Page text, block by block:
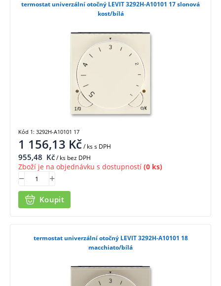
termostat univerzální otočný LEVIT 3292H-A10101 17 slonová
kost/bílá
1 156,13 Kč/ kss DPH
955,48 Kč/ ks bez DPH
Zboží je na objednávku s dostupností (0 ks)
Koupit
Kód 1: 3292H-A10101 17
termostat univerzální otočný LEVIT 3292H-A10101 18
macchiato/bílá